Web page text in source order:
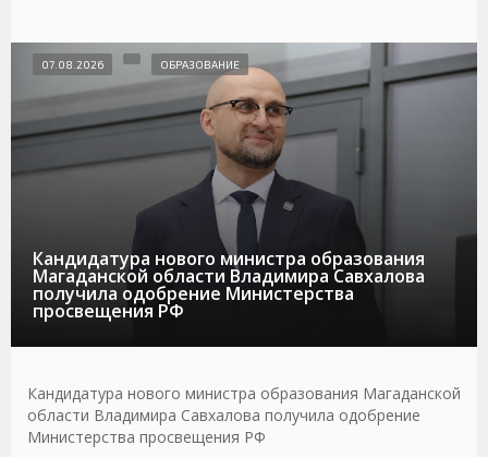
Кандидатура нового министра образования
Магаданской области Владимира Савхалова
получила одобрение Министерства
просвещения РФ
07.08.2026 ОБРАЗОВАНИЕ
Кандидатура нового министра образования Магаданской
области Владимира Савхалова получила одобрение
Министерства просвещения РФ